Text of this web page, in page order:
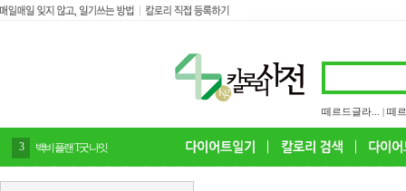
떼르드글라... 떼
3 백비플랜 T굿나잇